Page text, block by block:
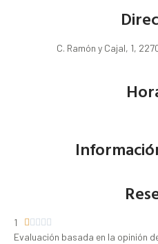
C. Ramón y Cajal, 1,
1     
Evaluación basada en la opinión